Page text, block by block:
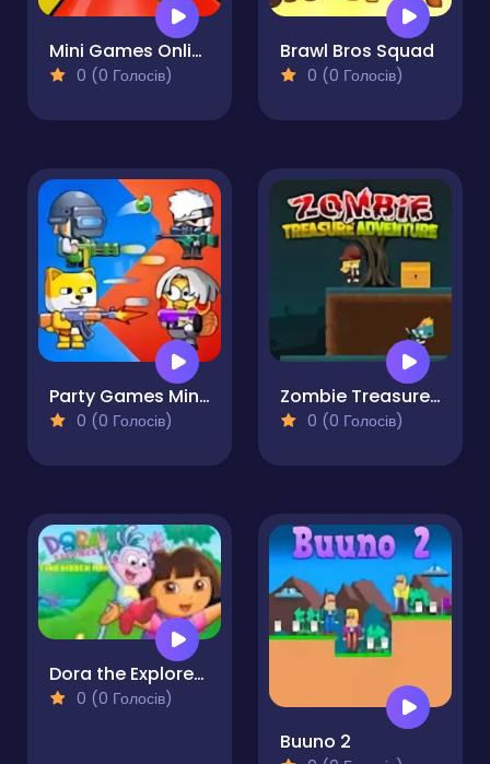
Mini Games Online
0 (0 Голосів)
Brawl Bros Squad
0 (0 Голосів)
Party Games Mini Shooter Battle
0 (0 Голосів)
Zombie Treasure Adventure
0 (0 Голосів)
Dora the Explorer: Find Hidden Map
0 (0 Голосів)
Buuno 2